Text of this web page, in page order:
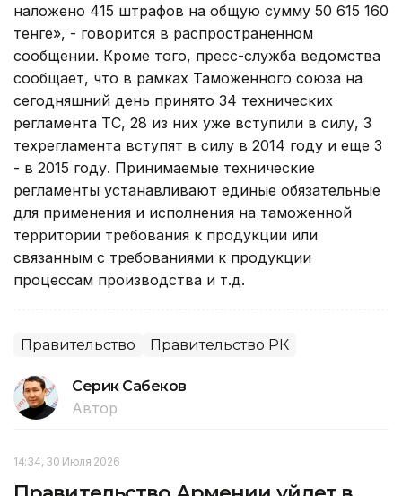
наложено 415 штрафов на общую сумму 50 615 160
тенге», - говорится в распространенном
сообщении. Кроме того, пресс-служба ведомства
сообщает, что в рамках Таможенного союза на
сегодняшний день принято 34 технических
регламента ТС, 28 из них уже вступили в силу, 3
техрегламента вступят в силу в 2014 году и еще 3
- в 2015 году. Принимаемые технические
регламенты устанавливают единые обязательные
для применения и исполнения на таможенной
территории требования к продукции или
связанным с требованиями к продукции
процессам производства и т.д.
Правительство Правительство РК
Серик Сабеков
Автор
14:34, 30 Июля 2026